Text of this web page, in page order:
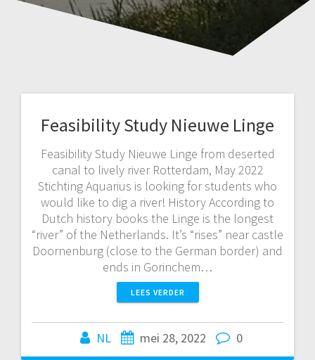
Feasibility Study Nieuwe Linge
Feasibility Study Nieuwe Linge from deserted
canal to lively river Rotterdam, May 2022
Stichting Aquarius is looking for students who
would like to dig a river! History According to
Dutch history books the Linge is the longest
“river” of the Netherlands. It’s “rises” near castle
Doornenburg (close to the German border) and
ends in Gorinchem…
LEES VERDER
NL mei 28, 2022 0